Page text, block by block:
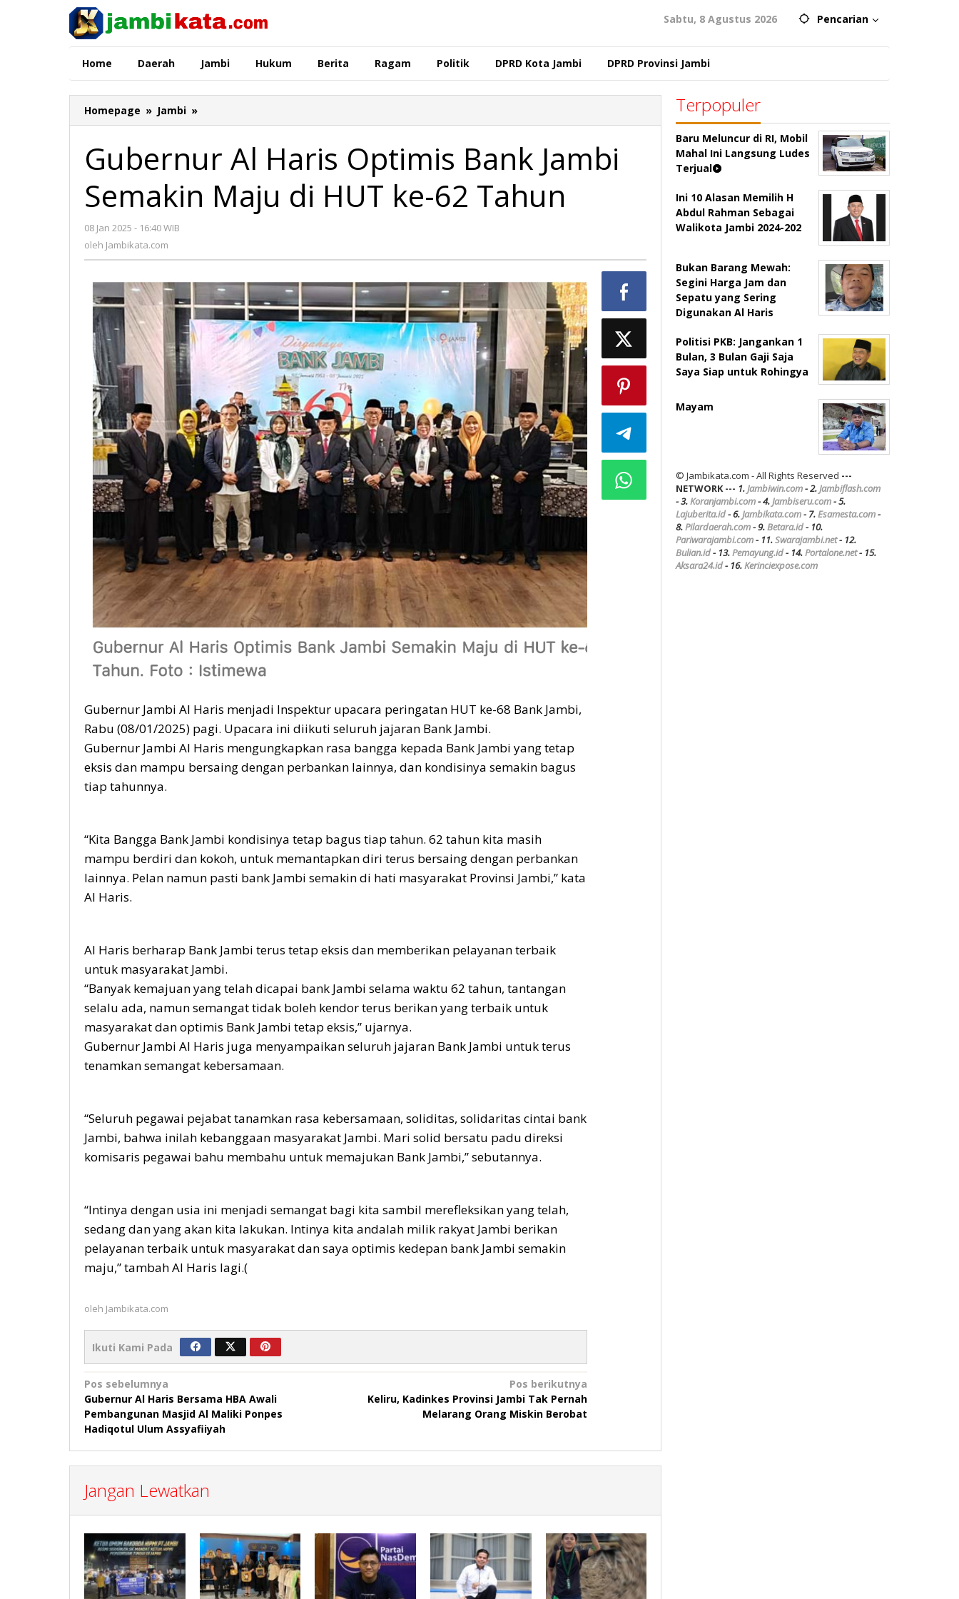
Sabtu, 8 Agustus 2026 Pencarian
Home Daerah Jambi Hukum Berita Ragam Politik DPRD Kota Jambi DPRD Provinsi Jambi
Homepage » Jambi »
Al
Optimis
Bank
Jambi
Semakin
ke-
Tahun
Gubernur Al Haris Optimis Bank Jambi
Semakin Maju di HUT ke-62 Tahun
08 Jan 2025 - 16:40 WIB
oleh Jambikata.com
Gubernur Jambi Al Haris menjadi Inspektur upacara peringatan HUT ke-68 Bank Jambi,
Rabu (08/01/2025) pagi. Upacara ini diikuti seluruh jajaran Bank Jambi.
Gubernur Jambi Al Haris mengungkapkan rasa bangga kepada Bank Jambi yang tetap
eksis dan mampu bersaing dengan perbankan lainnya, dan kondisinya semakin bagus
tiap tahunnya.
“Kita Bangga Bank Jambi kondisinya tetap bagus tiap tahun. 62 tahun kita masih
mampu berdiri dan kokoh, untuk memantapkan diri terus bersaing dengan perbankan
lainnya. Pelan namun pasti bank Jambi semakin di hati masyarakat Provinsi Jambi,” kata
Al Haris.
Al Haris berharap Bank Jambi terus tetap eksis dan memberikan pelayanan terbaik
untuk masyarakat Jambi.
“Banyak kemajuan yang telah dicapai bank Jambi selama waktu 62 tahun, tantangan
selalu ada, namun semangat tidak boleh kendor terus berikan yang terbaik untuk
masyarakat dan optimis Bank Jambi tetap eksis,” ujarnya.
Gubernur Jambi Al Haris juga menyampaikan seluruh jajaran Bank Jambi untuk terus
tenamkan semangat kebersamaan.
“Seluruh pegawai pejabat tanamkan rasa kebersamaan, soliditas, solidaritas cintai bank
Jambi, bahwa inilah kebanggaan masyarakat Jambi. Mari solid bersatu padu direksi
komisaris pegawai bahu membahu untuk memajukan Bank Jambi,” sebutannya.
“Intinya dengan usia ini menjadi semangat bagi kita sambil merefleksikan yang telah,
sedang dan yang akan kita lakukan. Intinya kita andalah milik rakyat Jambi berikan
pelayanan terbaik untuk masyarakat dan saya optimis kedepan bank Jambi semakin
maju,” tambah Al Haris lagi.(
oleh Jambikata.com
Ikuti Kami Pada
Navigasi
pos
Pos sebelumnya
Gubernur Al Haris Bersama HBA Awali
Pembangunan Masjid Al Maliki Ponpes
Hadiqotul Ulum Assyafiiyah
Pos berikutnya
Keliru, Kadinkes Provinsi Jambi Tak Pernah
Melarang Orang Miskin Berobat
Jangan Lewatkan
Terpopuler
Baru Meluncur di RI, Mobil
Mahal Ini Langsung Ludes
Terjual
Ini 10 Alasan Memilih H
Abdul Rahman Sebagai
Walikota Jambi 2024-202
Bukan Barang Mewah:
Segini Harga Jam dan
Sepatu yang Sering
Digunakan Al Haris
Politisi PKB: Jangankan 1
Bulan, 3 Bulan Gaji Saja
Saya Siap untuk Rohingya
Mayam
© Jambikata.com - All Rights Reserved ---
NETWORK --- 1.Jambiwin.com- 2.Jambiflash.com
- 3.Koranjambi.com- 4.Jambiseru.com- 5.
Lajuberita.id- 6.Jambikata.com- 7.Esamesta.com-
8.Pilardaerah.com- 9.Betara.id- 10.
Pariwarajambi.com- 11.Swarajambi.net- 12.
Bulian.id- 13.Pemayung.id- 14.Portalone.net- 15.
Aksara24.id- 16.Kerinciexpose.com